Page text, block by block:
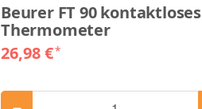
Beurer FT 90 kontaktloses
Thermometer
26,98 €*